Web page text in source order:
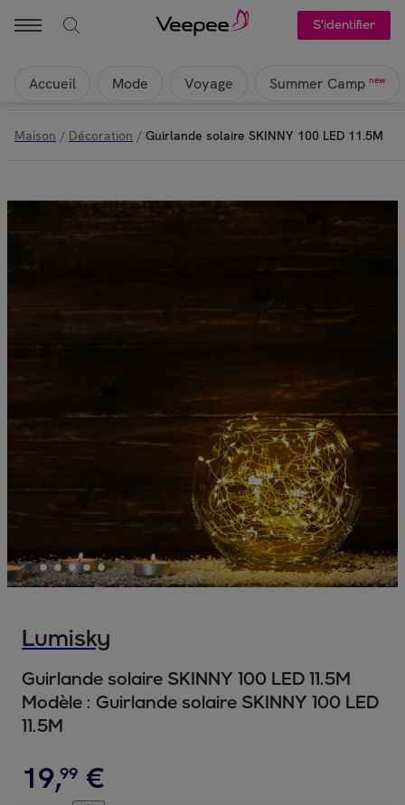
S'identifier
Accueil Mode Voyage Summer Camp new
Maison / Décoration / Guirlande solaire SKINNY 100 LED 11.5M
Lumisky
Guirlande solaire SKINNY 100 LED 11.5M
Modèle : Guirlande solaire SKINNY 100 LED
11.5M
19,99 €